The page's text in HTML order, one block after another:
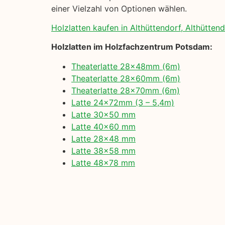
einer Vielzahl von Optionen wählen.
Holzlatten kaufen in Althüttendorf,
Holzlatten im Holzfachzentrum Potsdam:
Theaterlatte 28x48mm (6m)
Theaterlatte 28x60mm (6m)
Theaterlatte 28x70mm (6m)
Latte 24x72mm (3 – 5,4m)
Latte 30×50 mm
Latte 40×60 mm
Latte 28×48 mm
Latte 38×58 mm
Latte 48×78 mm